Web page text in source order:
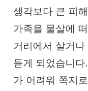
생각보다 큰 피
가족을 물살에
거리에서 살거
듣게 되었습니
가 어려워 쪽지